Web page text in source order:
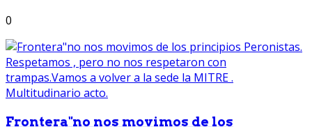
0
Frontera"no nos movimos de los